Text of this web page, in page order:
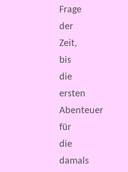
Frage
der
Zeit,
bis
die
ersten
Abenteuer
für
die
damals